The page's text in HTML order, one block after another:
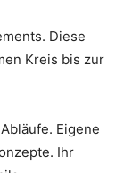
Diese
Kreis bis zur
Eigene
Ihr